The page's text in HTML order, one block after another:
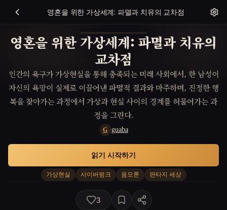
영혼을 위한 가상세계: 파멸과 치유의 교차점
영혼을 위한 가상세계: 파멸과 치유의
교차점
인간의 욕구가 가상현실을 통해 충족되는 미래 사회에서, 한 남성이
자신의 욕망이 실제로 이끌어낸 파멸적 결과와 마주하며, 진정한 행
복을 찾아가는 과정에서 가상과 현실 사이의 경계를 허물어가는 과
정을 그린다.
G guaba
가상현실 사이버펑크 음모론 판타지 세상
읽기 시작하기
3